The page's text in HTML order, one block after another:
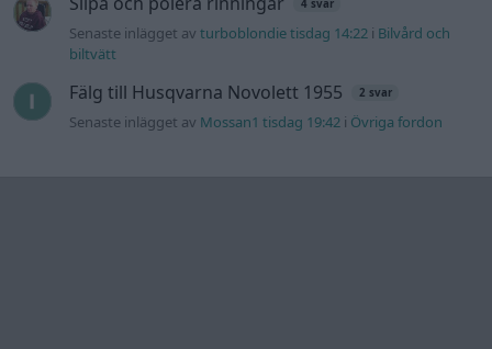
4 svar
Senaste inlägget avturboblondie tisdag 14:22 i Bilvård och
biltvätt
Fälg till Husqvarna Novolett 1955 2 svar
Senaste inlägget av Mossan1 tisdag 19:42 i Övriga fordon